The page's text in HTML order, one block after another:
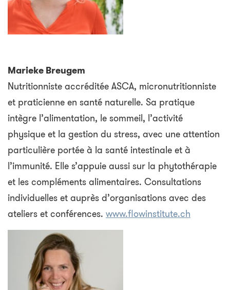
Marieke Breugem
Nutritionniste accréditée ASCA, micronutritionniste
et praticienne en santé naturelle. Sa pratique
intègre l’alimentation, le sommeil, l’activité
physique et la gestion du stress, avec une attention
particulière portée à la santé intestinale et à
l’immunité. Elle s’appuie aussi sur la phytothérapie
et les compléments alimentaires. Consultations
individuelles et auprès d’organisations avec des
ateliers et conférences. www.flowinstitute.ch